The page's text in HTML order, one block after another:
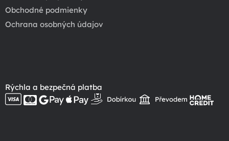
Obchodné podmienky
Ochrana osobných údajov
Rýchla a bezpečná platba